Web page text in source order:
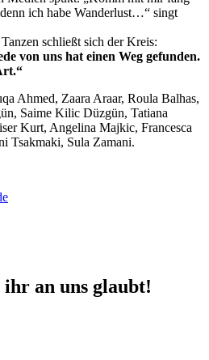
ich habe Wanderlust…“ singt
schließt sich der Kreis:
von uns hat einen Weg gefunden.
Ahmed, Zaara Araar, Roula Balhas,
Saime Kilic Düzgün, Tatiana
Kurt, Angelina Majkic, Francesca
Tsakmaki, Sula Zamani.
ihr an uns glaubt!